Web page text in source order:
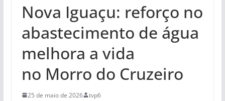
Nova Iguaçu: reforço no
abastecimento de água
melhora a vida
no Morro do Cruzeiro
25 de maio de 2026 tvp6